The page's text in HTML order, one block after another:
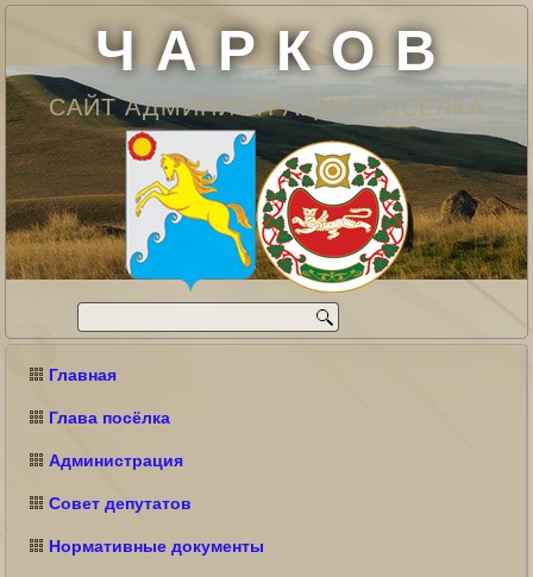
Ч А Р К О В
САЙТ АДМИНИСТРАЦИИ ПОСЁЛКА
Главная
Глава посёлка
Администрация
Совет депутатов
Нормативные документы